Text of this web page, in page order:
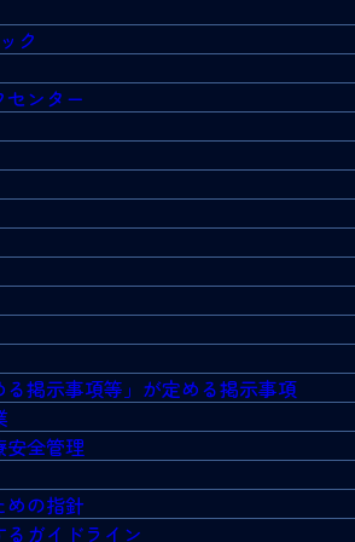
ク
ンター
掲示事項等」が定める掲示事項
安全管理
めの指針
ガイドライン